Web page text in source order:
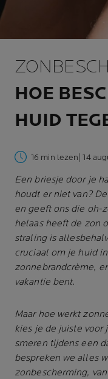
HOE
HUID
16 min lezen | 14
Een briesje door je
houdt er niet van?
en geeft ons die oh-
helaas heeft de zon
straling is
cruciaal om je huid
zonnebrandcrème,
vakantie bent.
Maar hoe werkt
kies je de juiste voor
smeren tijdens een
bespreken we alles
zonbescherming,